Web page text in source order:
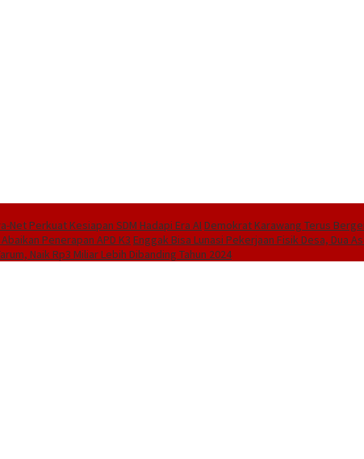
Net Perkuat Kesiapan SDM Hadapi Era AI Demokrat Karawang Terus
Penerapan APD K3 Enggak Bisa Lunasi Pekerjaan Fisik Desa, Dua
Naik Rp3 Miliar Lebih Dibanding Tahun 2024